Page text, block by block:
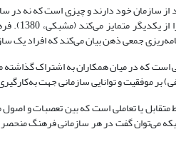
از سازمان خود دارند و چیزی است که نه در
که در میان همکاران به اشتراک گذاشته
بر موفقیت و توانایی سازمانی جهت
یا تعاملی است که بین تعصبات و
می‌توان گفت در هر سازمانی فرهنگ